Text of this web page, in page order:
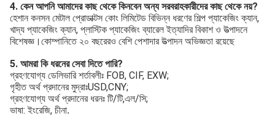
4. কেন আপনি আমাদের কাছ থেকে কিনবেন অন্য সরবরাহকারীদের কাছ থেকে নয়?
হেশান কনসন মেটাল প্রোডাক্টস কোং লিমিটেড বিভিন্ন ধরণের শিল্প প্যাকেজিং ক্যান,
খাদ্য প্যাকেজিং ক্যান, প্লাস্টিক প্যাকেজিং ব্যারেল ইত্যাদির বিকাশ ও উত্পাদনে
বিশেষজ্ঞ।কোম্পানিতে ২০ বছরেরও বেশি পেশাদার উত্পাদন অভিজ্ঞতা রয়েছে
5. আমরা কি ধরনের সেবা দিতে পারি?
গ্রহণযোগ্য ডেলিভারি শর্তাবলীঃ FOB, CIF, EXW;
গৃহীত অর্থ প্রদানের মুদ্রাঃUSD,CNY;
গ্রহণযোগ্য অর্থ প্রদানের ধরনঃ টি/টি,এল/সি;
ভাষা: ইংরেজি, চীনা.